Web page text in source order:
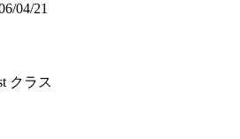
04/21
クラス